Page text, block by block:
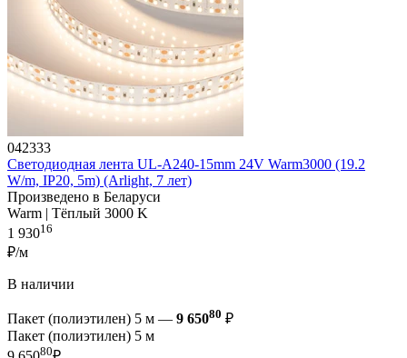
042333
Светодиодная лента UL-A240-15mm 24V Warm3000 (19.2
W/m, IP20, 5m) (Arlight, 7 лет)
Произведено в Беларуси
Warm | Тёплый 3000 K
1 93016
₽/м
В наличии
Пакет (полиэтилен) 5 м — 9 65080 ₽
Пакет (полиэтилен) 5 м
80